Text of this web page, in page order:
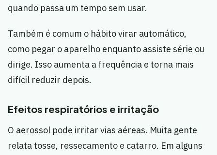
quando passa um tempo sem usar.
Também é comum o hábito virar automático,
como pegar o aparelho enquanto assiste série ou
dirige. Isso aumenta a frequência e torna mais
difícil reduzir depois.
Efeitos respiratórios e irritação
O aerossol pode irritar vias aéreas. Muita gente
relata tosse, ressecamento e catarro. Em alguns